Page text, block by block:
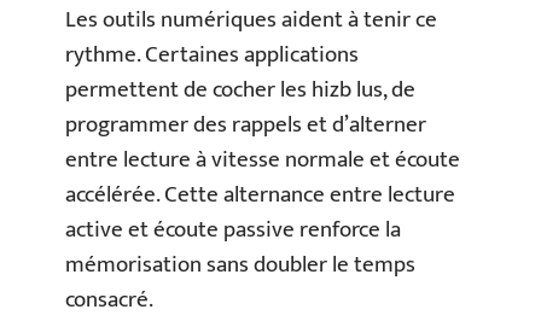
Les outils numériques aident à tenir ce
rythme. Certaines applications
permettent de cocher les hizb lus, de
programmer des rappels et d’alterner
entre lecture à vitesse normale et écoute
accélérée. Cette alternance entre lecture
active et écoute passive renforce la
mémorisation sans doubler le temps
consacré.